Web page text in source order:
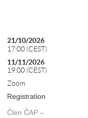
21/10/2026
17:00 (CEST)
11/11/2026
19:00 (CEST)
Zoom
Registration
Člen ČAP –